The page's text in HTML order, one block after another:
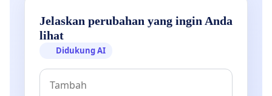
Jelaskan perubahan yang ingin Anda
lihat
Didukung AI